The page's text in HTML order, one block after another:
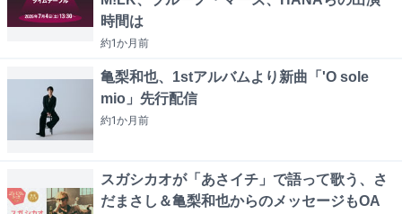
時間は
約1か月前
亀梨和也、1stアルバムより新曲「'O sole
mio」先行配信
約1か月前
スガシカオが「あさイチ」で語って歌う、さ
だまさし＆亀梨和也からのメッセージもOA